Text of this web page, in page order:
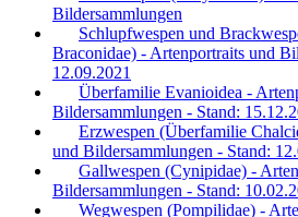
Bildersammlungen
Schlupfwespen und
Braconidae) - Artenportraits und
12.09.2021
Überfamilie Evanioidea -
Bildersammlungen - Stand:
Erzwespen (Überfamilie
und Bildersammlungen - Stand:
Gallwespen (Cynipidae) -
Bildersammlungen - Stand:
Wegwespen (Pompilidae) -